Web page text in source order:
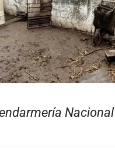
Nacional